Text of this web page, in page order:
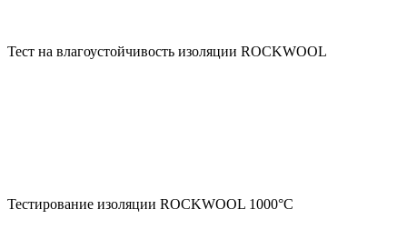
Тест на влагоустойчивость изоляции ROCKWOOL
Тестирование изоляции ROCKWOOL 1000°С